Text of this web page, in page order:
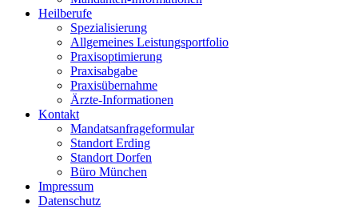
Heilberufe
Spezialisierung
Allgemeines Leistungsportfolio
Praxisoptimierung
Praxisabgabe
Praxisübernahme
Ärzte-Informationen
Kontakt
Mandatsanfrageformular
Standort Erding
Standort Dorfen
Büro München
Impressum
Datenschutz